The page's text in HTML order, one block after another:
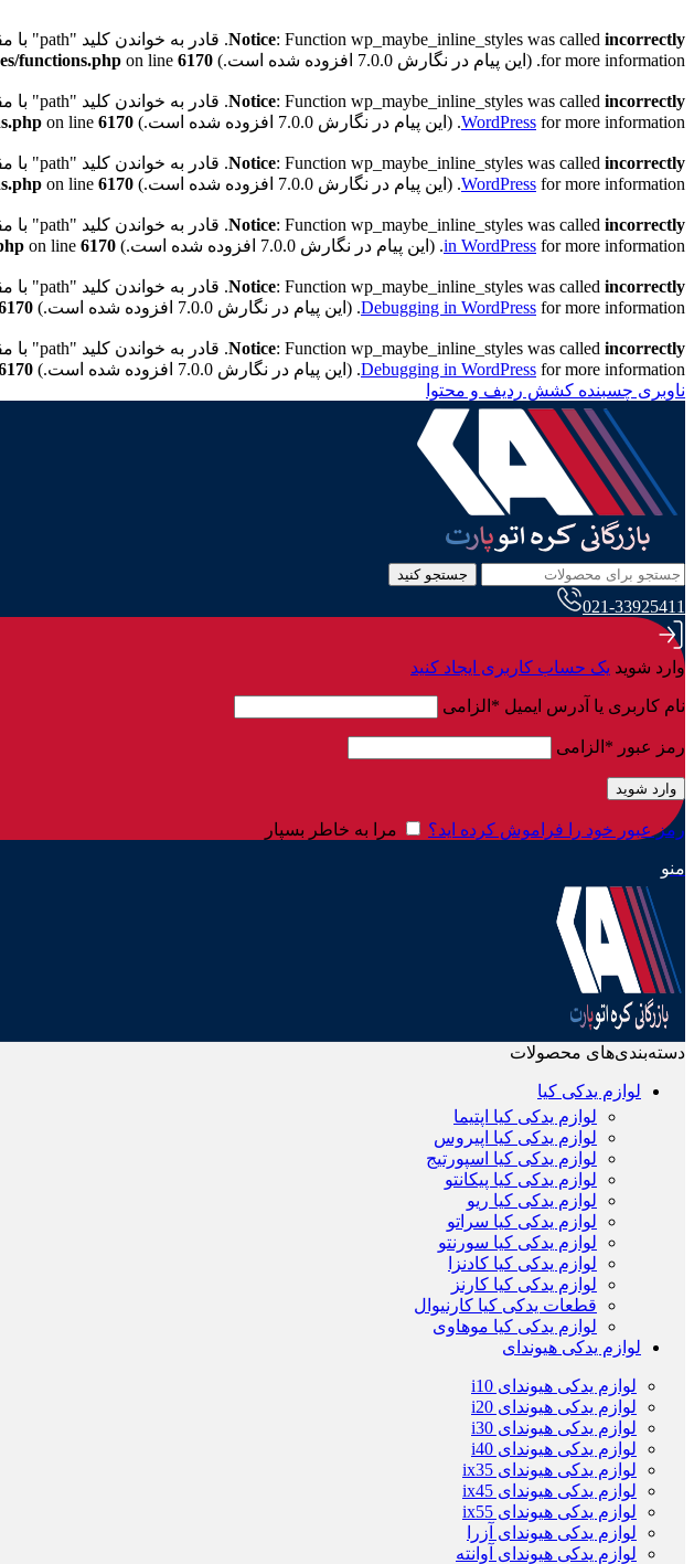
Notice: Function wp_maybe_inline_styles was called incorrectly . قادر به خواندن کلید "path" با مقدار "/css/parts/base-rtl.css" برای برگه شیوه‌نامه "wd-style-base" نیستیم. Please see
for more information. (این پیام در نگارش 7.0.0 افزوده شده است.) in
functions.php on line 6170
Notice: Function wp_maybe_inline_styles was called incorrectly . قادر به خواندن کلید "path" با مقدار "/css/parts/header-base-rtl.css" برای برگه شیوه‌نامه "wd-header-base" نیستیم. Please see
WordPress for more information. (این پیام در نگارش 7.0.0 افزوده شده است.) in on line 6170
Notice: Function wp_maybe_inline_styles was called incorrectly . قادر به خواندن کلید "path" با مقدار "/css/parts/int-rank-math-rtl.css" برای برگه شیوه‌نامه "wd-int-rank-math" نیستیم. Please see
WordPress for more information. (این پیام در نگارش 7.0.0 افزوده شده است.) in on line 6170
Notice: Function wp_maybe_inline_styles was called incorrectly . قادر به خواندن کلید "path" با مقدار "/css/parts/int-elem-base-rtl.css" برای برگه شیوه‌نامه "wd-elementor-base" نیستیم. Please see
in WordPress for more information. (این پیام در نگارش 7.0.0 افزوده شده است.) in on line 6170
Notice: Function wp_maybe_inline_styles was called incorrectly
. قادر به خواندن کلید "path" با مقدار "/css/parts/woocommerce-base-rtl.css" برای برگه شیوه‌نامه "wd-woocommerce-base" نیستیم. Please see
Debugging in WordPress for more information. (این پیام در نگارش 7.0.0 افزوده شده است.) in
Notice: Function wp_maybe_inline_styles was called incorrectly
. قادر به خواندن کلید "path" با مقدار "/css/parts/opt-carousel-disable-rtl.css" برای برگه شیوه‌نامه "wd-opt-carousel-disable" نیستیم. Please see
Debugging in WordPress for more information. (این پیام در نگارش 7.0.0 افزوده شده است.) in
ناوبری چسبنده کشش ردیف و محتوا
جستجو کنید
021-33925411
وارد شوید یک حساب کاربری ایجاد کنید
نام کاربری یا آدرس ایمیل * الزامی
رمز عبور * الزامی
وارد شوید
رمز عبور خود را فراموش کرده اید؟ مرا به خاطر بسپار
منو
دسته‌بندی‌های محصولات
لوازم یدکی کیا
لوازم یدکی کیا اپتیما
لوازم یدکی کیا اپیروس
لوازم یدکی کیا اسپورتیج
لوازم یدکی کیا پیکانتو
لوازم یدکی کیا ریو
لوازم یدکی کیا سراتو
لوازم یدکی کیا سورنتو
لوازم یدکی کیا کادنزا
لوازم یدکی کیا کارنز
قطعات یدکی کیا کارنیوال
لوازم یدکی کیا موهاوی
لوازم یدکی هیوندای
لوازم یدکی هیوندای i10
لوازم یدکی هیوندای i20
لوازم یدکی هیوندای i30
لوازم یدکی هیوندای i40
لوازم یدکی هیوندای ix35
لوازم یدکی هیوندای ix45
لوازم یدکی هیوندای ix55
لوازم یدکی هیوندای آزرا
لوازم یدکی هیوندای آوانته